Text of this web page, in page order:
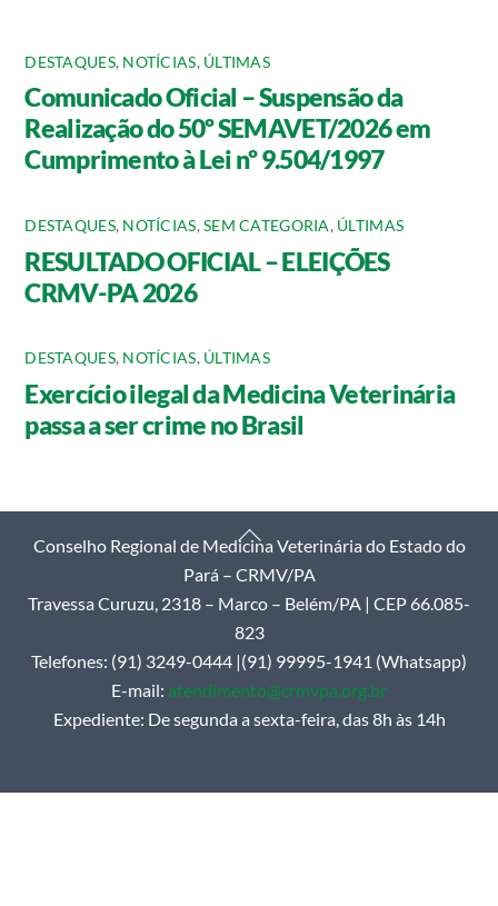
DESTAQUES, NOTÍCIAS, ÚLTIMAS
Comunicado Oficial – Suspensão da
Realização do 50º SEMAVET/2026 em
Cumprimento à Lei nº 9.504/1997
DESTAQUES, NOTÍCIAS,SEM CATEGORIA, ÚLTIMAS
RESULTADO OFICIAL – ELEIÇÕES
CRMV-PA 2026
DESTAQUES, NOTÍCIAS, ÚLTIMAS
Exercício ilegal da Medicina Veterinária
passa a ser crime no Brasil
Back
To
Top
Conselho Regional de Medicina Veterinária do Estado do
Pará – CRMV/PA
Travessa Curuzu, 2318 – Marco – Belém/PA | CEP 66.085-
823
Telefones: (91) 3249-0444 |(91) 99995-1941 (Whatsapp)
E-mail: atendimento@crmvpa.org.br
Expediente: De segunda a sexta-feira, das 8h às 14h